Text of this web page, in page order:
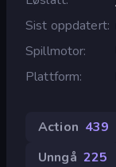
Sist oppdatert
Spillmotor
Plattform
Action 439
Unngå 225